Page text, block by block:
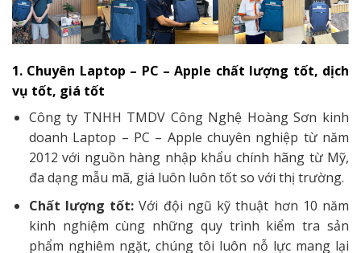
1. Chuyên Laptop – PC – Apple chất lượng tốt, dịch
vụ tốt, giá tốt
Công ty TNHH TMDV Công Nghệ Hoàng Sơn kinh
doanh Laptop – PC – Apple chuyên nghiệp từ năm
2012 với nguồn hàng nhập khẩu chính hãng từ Mỹ,
đa dạng mẫu mã, giá luôn luôn tốt so với thị trường.
Chất lượng tốt: Với đội ngũ kỹ thuật hơn 10 năm
kinh nghiệm cùng những quy trình kiểm tra sản
phẩm nghiêm ngặt, chúng tôi luôn nỗ lực mang lại